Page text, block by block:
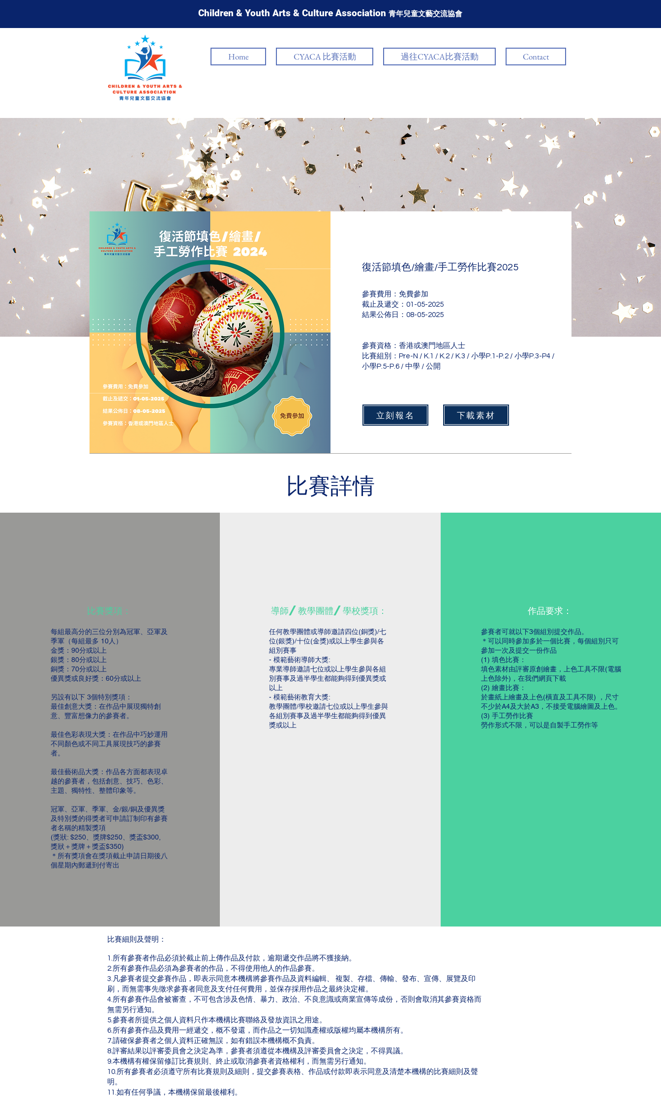
Children & Youth Arts & Culture Association 青年兒童文藝交流協會
Home CYACA 比賽活動 過往CYACA比賽活動 Contact
復活節填色/繪畫/手工勞作比賽2025
參賽費用：免費參加
​截止及遞交：01-05-2025
結果公佈日：08-05-2025
參賽資格：香港或澳門地區人士
比賽組別：Pre-N / K.1 / K.2 / K.3 / 小學P.1-P.2 / 小學P.3-P4 /
小學P.5-P.6 / 中學 / 公開
立刻報名 下載素材
比賽詳情
比賽獎項：
每組最高分的三位分別為冠軍、亞軍及
季軍（每組最多 10人）
金獎：90分或以上
銀獎：80分或以上
銅獎：70分或以上
優異獎或良好獎：60分或以上
另設有以下 3個特別獎項：
最佳創意大獎：在作品中展現獨特創
意、豐富想像力的參賽者。
​最佳色彩表現大獎：在作品中巧妙運用
不同顏色或不同工具展現技巧的參賽
者。
最佳藝術品大獎：作品各方面都表現卓
越的參賽者，包括創意、技巧、色彩、
主題、獨特性、整體印象等。
冠軍、亞軍、季軍、金/銀/銅及優異獎
及特別獎的得獎者可申請訂制印有參賽
者名稱的精製獎項
(獎狀: $250、獎牌$250、獎盃$300,
獎狀＋獎牌＋獎盃$350)
＊所有獎項會在獎項截止申請日期後八
個星期內郵遞到付寄出
導師/教學團體/學校獎項：
任何教學團體或導師邀請四位(銅獎)/七
位(銀獎)/十位(金獎)或以上學生參與各
組別賽事
- 模範藝術導師大獎:
專業導師邀請七位或以上學生參與各組
別賽事及過半學生都能夠得到優異獎或
以上
- 模範藝術教育大獎:
教學團體/學校邀請七位或以上學生參與
各組別賽事及過半學生都能夠得到優異
獎或以上
作品要求：
參賽者可就以下3個組別提交作品。
＊可以同時參加多於一個比賽，每個組別只可
參加一次及提交一份作品
(1) 填色比賽：
填色素材由評審原創繪畫，上色工具不限(電腦
上色除外)，在我們網頁下載
(2) 繪畫比賽：
於畫紙上繪畫及上色(橫直及工具不限) ，尺寸
不少於A4及大於A3，不接受電腦繪圖及上色。
(3) 手工勞作比賽
勞作形式不限，可以是自製手工勞作等
比賽細則及聲明：
1.所有參賽者作品必須於截止前上傳作品及付款，逾期遞交作品將不獲接納。
2.所有參賽作品必須為參賽者的作品，不得使用他人的作品參賽。
3.凡參賽者提交參賽作品，即表示同意本機構將參賽作品及資料編輯、 複製、存檔、傳輸、發布、宣傳、展覽及印
刷，而無需事先徵求參賽者同意及支付任何費用，並保存採用作品之最終決定權。
4.所有參賽作品會被審查，不可包含涉及色情、暴力、政治、不良意識或商業宣傳等成份，否則會取消其參賽資格而
無需另行通知。
5.參賽者所提供之個人資料只作本機構比賽聯絡及發放資訊之用途。
6.所有參賽作品及費用一經遞交，概不發還，而作品之一切知識產權或版權均屬本機構所有。
7.請確保參賽者之個人資料正確無誤，如有錯誤本機構概不負責。
8.評審結果以評審委員會之決定為準，參賽者須遵從本機構及評審委員會之決定，不得異議。
9.本機構有權保留修訂比賽規則、終止或取消參賽者資格權利，而無需另行通知。
10.所有參賽者必須遵守所有比賽規則及細則，提交參賽表格、作品或付款即表示同意及清楚本機構的比賽細則及聲
明。
11.如有任何爭議，本機構保留最後權利。